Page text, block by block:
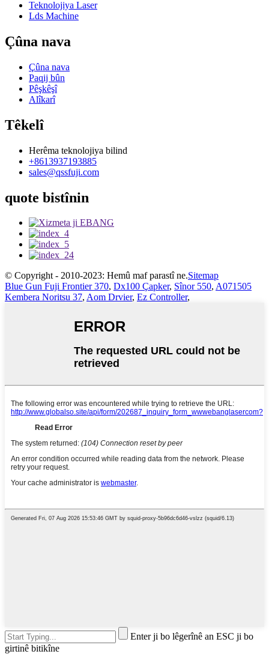
Teknolojiya Laser
Lds Machine
Çûna nava
Çûna nava
Paqij bûn
Pêşkêşî
Alîkarî
Têkelî
Herêma teknolojiya bilind
+8613937193885
sales@qssfuji.com
quote bistînin
© Copyright - 2010-2023: Hemû maf parastî ne.Sitemap
Blue Gun Fuji Frontier 370, Dx100 Çapker, Sînor 550, A071505
Kembera Noritsu 37, Aom Drvier, Ez Controller,
Enter ji bo lêgerînê an ESC ji bo
girtinê bitikîne